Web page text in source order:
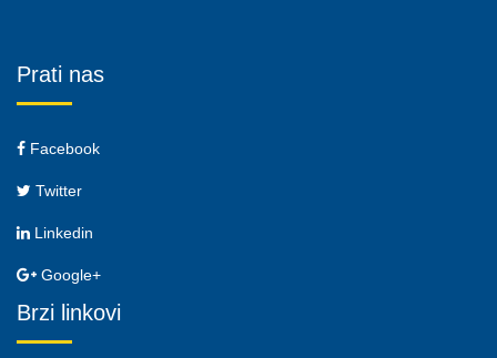
Prati nas
Facebook
Twitter
Linkedin
Google+
Brzi linkovi